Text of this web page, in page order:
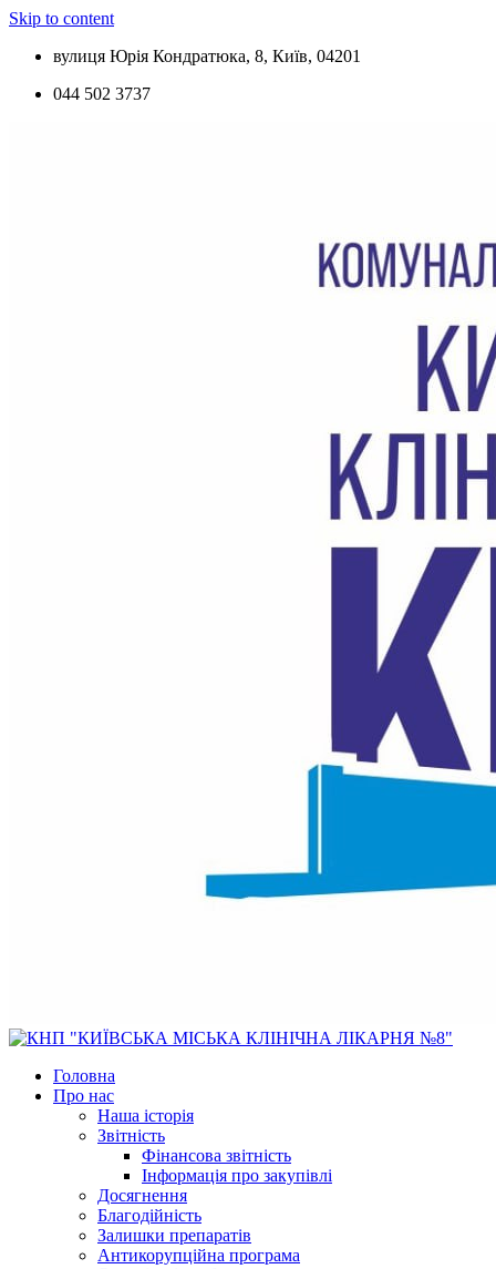
Skip to content
вулиця Юрія Кондратюка, 8, Київ, 04201
044 502 3737
Головна
Про нас
Наша історія
Звітність
Фінансова звітність
Інформація про закупівлі
Досягнення
Благодійність
Залишки препаратів
Антикорупційна програма